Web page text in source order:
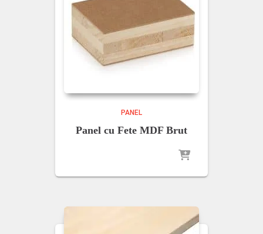
PANEL
Panel cu Fete MDF Brut